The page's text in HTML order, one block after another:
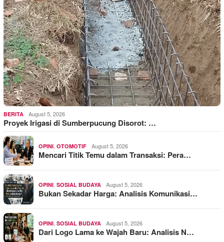
BERITA August 5, 2026
Proyek Irigasi di Sumberpucung Disorot: …
OPINI OTOMOTIF August 5, 2026
Mencari Titik Temu dalam Transaksi: Pera…
OPINI SOSIAL BUDAYA August 5, 2026
Bukan Sekadar Harga: Analisis Komunikasi…
OPINI SOSIAL BUDAYA August 5, 2026
Dari Logo Lama ke Wajah Baru: Analisis N…